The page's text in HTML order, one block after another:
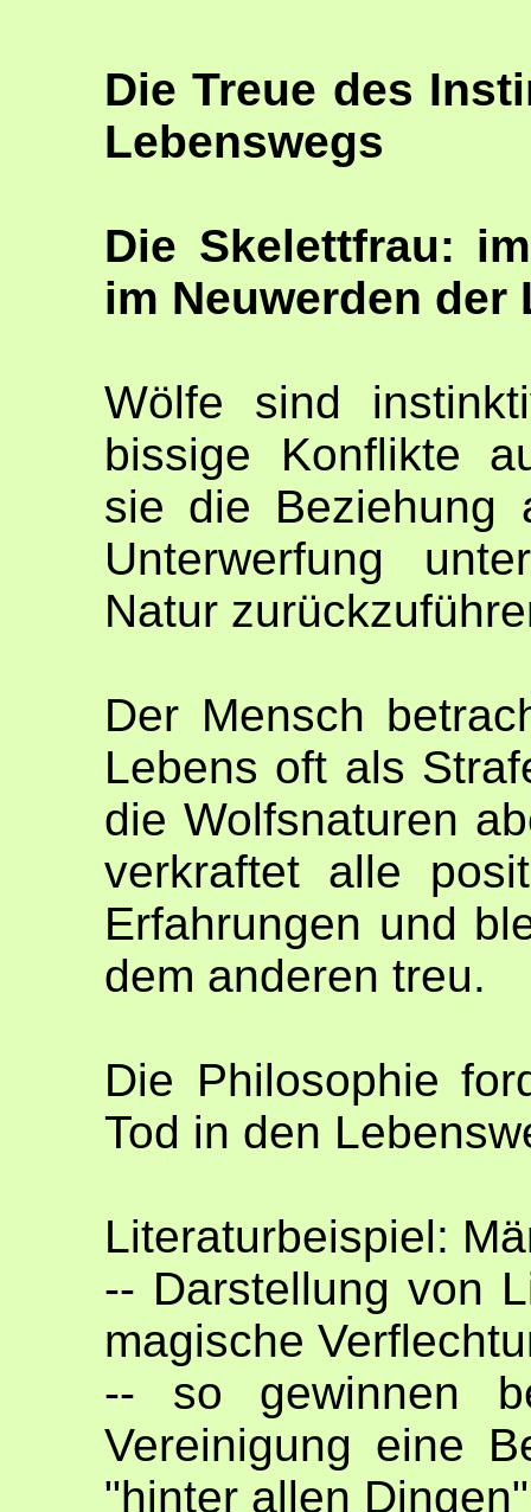
Die Treue des
Lebenswegs
Die Skelettfrau:
im Neuwerden der
Wölfe sind
bissige Konflikte
sie die Beziehung
Unterwerfung
Natur
Der Mensch
Lebens oft als
die Wolfsnaturen
verkraftet alle
Erfahrungen und
dem anderen treu.
Die Philosophie
Tod in den
Literaturbeispiel:
-- Darstellung von
magische
-- so gewinnen
Vereinigung eine
"hinter allen